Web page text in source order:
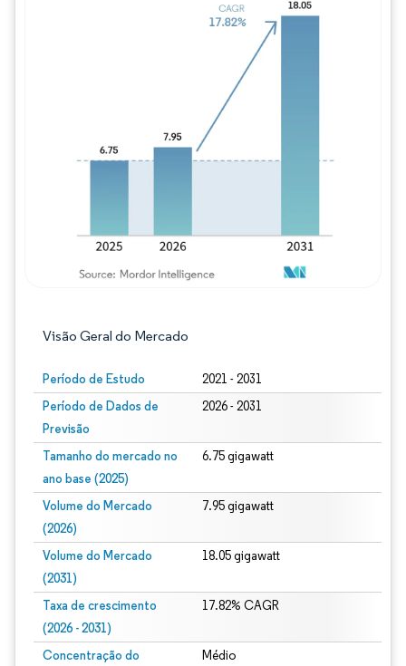
Visão Geral do Mercado
Período de Estudo 2021 - 2031
Período de Dados de
Previsão
2026 - 2031
Tamanho do mercado no
ano base (2025)
6.75 gigawatt
Volume do Mercado
(2026)
7.95 gigawatt
Volume do Mercado
(2031)
18.05 gigawatt
Taxa de crescimento
(2026 - 2031)
17.82% CAGR
Concentração do
Médio
Imagem © Mordor Intelligence. O reuso